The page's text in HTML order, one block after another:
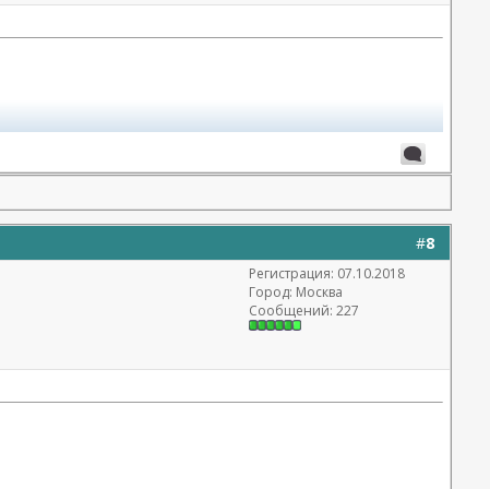
#8
Регистрация: 07.10.2018
Город: Москва
Сообщений: 227